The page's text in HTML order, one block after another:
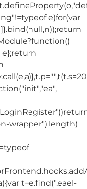
e)for(var
wrapper").length)
t=e.find(".eael-